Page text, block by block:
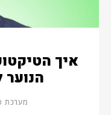
איך
מערכת